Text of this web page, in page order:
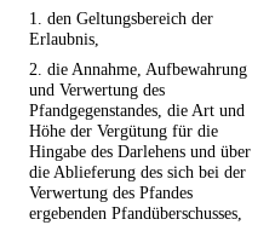
1. den Geltungsbereich der
Erlaubnis,
2. die Annahme, Aufbewahrung
und Verwertung des
Pfandgegenstandes, die Art und
Höhe der Vergütung für die
Hingabe des Darlehens und über
die Ablieferung des sich bei der
Verwertung des Pfandes
ergebenden Pfandüberschusses,